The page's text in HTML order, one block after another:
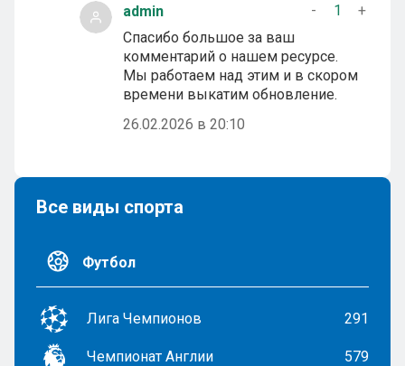
admin - 1
+
Спасибо большое за ваш
комментарий о нашем ресурсе.
Мы работаем над этим и в скором
времени выкатим обновление.
26.02.2026 в 20:10
Все виды спорта
Футбол
Лига Чемпионов 291
Чемпионат Англии 579